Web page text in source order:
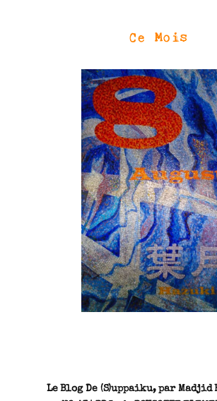
Ce Mois
Le Blog De (S)uppaiku, par Madjid